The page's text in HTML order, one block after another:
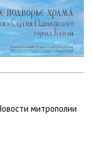
митрополии